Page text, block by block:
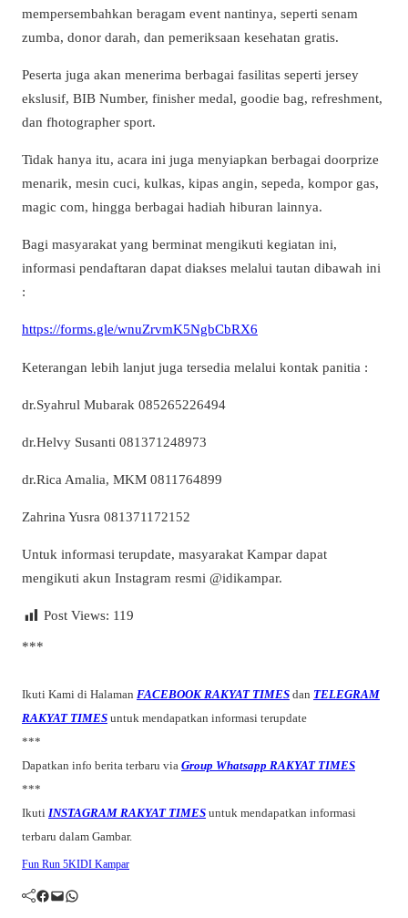
mempersembahkan beragam event nantinya, seperti senam
zumba, donor darah, dan pemeriksaan kesehatan gratis.
Peserta juga akan menerima berbagai fasilitas seperti jersey
ekslusif, BIB Number, finisher medal, goodie bag, refreshment,
dan fhotographer sport.
Tidak hanya itu, acara ini juga menyiapkan berbagai doorprize
menarik, mesin cuci, kulkas, kipas angin, sepeda, kompor gas,
magic com, hingga berbagai hadiah hiburan lainnya.
Bagi masyarakat yang berminat mengikuti kegiatan ini,
informasi pendaftaran dapat diakses melalui tautan dibawah ini
:
https://forms.gle/wnuZrvmK5NgbCbRX6
Keterangan lebih lanjut juga tersedia melalui kontak panitia :
dr.Syahrul Mubarak 085265226494
dr.Helvy Susanti 081371248973
dr.Rica Amalia, MKM 0811764899
Zahrina Yusra 081371172152
Untuk informasi terupdate, masyarakat Kampar dapat
mengikuti akun Instagram resmi @idikampar.
Post Views: 119
***
Ikuti Kami di Halaman FACEBOOK RAKYAT TIMES dan TELEGRAM
RAKYAT TIMES untuk mendapatkan informasi terupdate
***
Dapatkan info berita terbaru via Group Whatsapp RAKYAT TIMES
***
Ikuti INSTAGRAM RAKYAT TIMES untuk mendapatkan informasi
terbaru dalam Gambar.
Fun Run 5KIDI Kampar
Facebook Mail WhatsApp